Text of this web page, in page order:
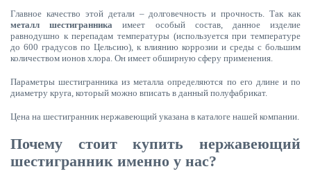
Главное качество этой детали – долговечность и прочность. Так как
металл шестигранникаимеет особый состав, данное изделие
равнодушно к перепадам температуры (используется при температуре
до 600 градусов по Цельсию), к влиянию коррозии и среды с большим
количеством ионов хлора. Он имеет обширную сферу применения.
Параметры шестигранника из металла определяются по его длине и по
диаметру круга, который можно вписать в данный полуфабрикат.
Цена на шестигранник нержавеющий указана в каталоге нашей компании.
Почему стоит купить нержавеющий
шестигранник именно у нас?